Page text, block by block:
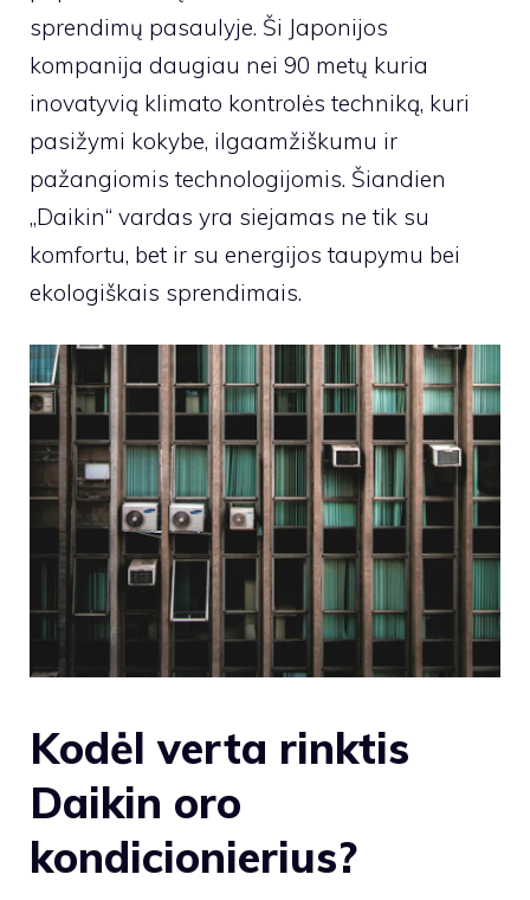
sprendimų pasaulyje. Ši Japonijos
kompanija daugiau nei 90 metų kuria
inovatyvią klimato kontrolės techniką, kuri
pasižymi kokybe, ilgaamžiškumu ir
pažangiomis technologijomis. Šiandien
„Daikin“ vardas yra siejamas ne tik su
komfortu, bet ir su energijos taupymu bei
ekologiškais sprendimais.
Kodėl verta rinktis
Daikin oro
kondicionierius?